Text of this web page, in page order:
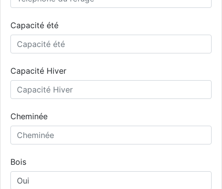
Capacité été
Capacité Hiver
Cheminée
Bois